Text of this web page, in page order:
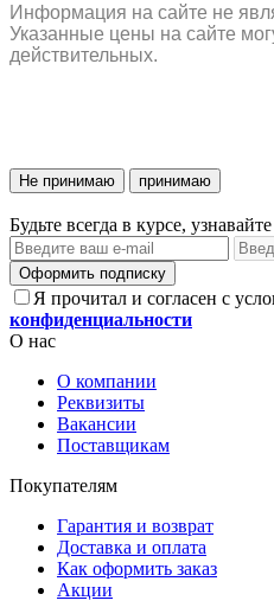
Информация на сайте не
Указанные цены на сайте
действительных.
Не принимаю принимаю
Будьте всегда в курсе,
Оформить подписку
Я прочитал и согласен с
конфиденциальности
О нас
О компании
Реквизиты
Вакансии
Поставщикам
Покупателям
Гарантия и возврат
Доставка и оплата
Как оформить заказ
Акции